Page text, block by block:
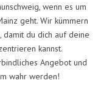
wenn es um
geht. Wir kümmern
damit du dich auf deine
kannst.
Angebot und
wahr werden!